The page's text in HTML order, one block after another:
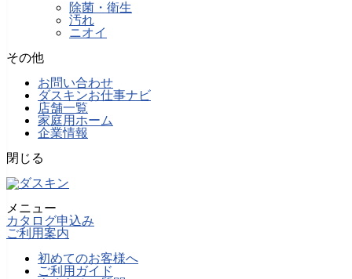
除菌・衛生
汚れ
ニオイ
その他
お問い合わせ
ダスキンお仕事ナビ
店舗一覧
家庭用ホーム
企業情報
閉じる
メニュー
カタログ申込み
ご利用案内
初めてのお客様へ
ご利用ガイド